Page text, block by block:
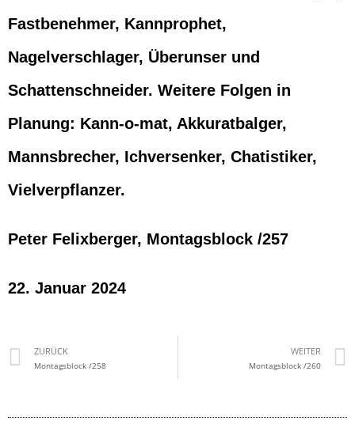
Fastbenehmer, Kannprophet,
Nagelverschlager, Überunser und
Schattenschneider. Weitere Folgen in
Planung: Kann-o-mat, Akkuratbalger,
Mannsbrecher, Ichversenker, Chatistiker,
Vielverpflanzer.
Peter Felixberger, Montagsblock /257
22. Januar 2024
ZURÜCK
Montagsblock /258
WEITER
Montagsblock /260